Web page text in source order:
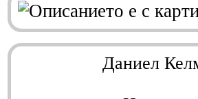
Даниел